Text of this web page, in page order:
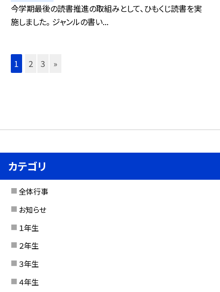
今学期最後の読書推進の取組みとして、ひもくじ読書を実
施しました。 ジャンルの書い...
1 2 3 »
カテゴリ
全体行事
お知らせ
１年生
２年生
３年生
４年生